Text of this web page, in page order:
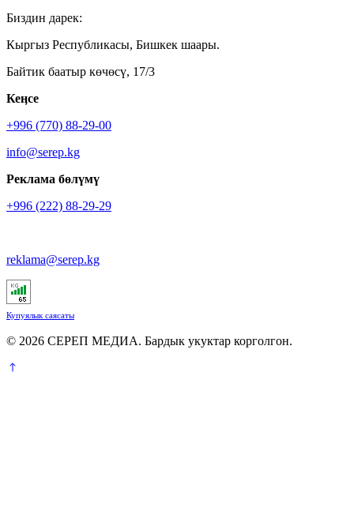
Биздин дарек:
Кыргыз Республикасы, Бишкек шаары.
Байтик баатыр көчөсү, 17/3
Кеӊсе
+996 (770) 88-29-00
info@serep.kg
Реклама бөлүмү
+996 (222) 88-29-29
reklama@serep.kg
Купуялык саясаты
© 2026 СЕРЕП МЕДИА. Бардык укуктар корголгон.